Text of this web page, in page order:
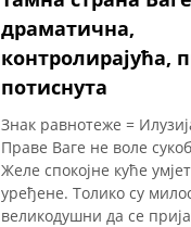
драматична,
контролирајућа,
потиснута
Знак равнотеже =
Праве Ваге не воле
Желе спокојне куће
уређене. Толико су
великодушни да се